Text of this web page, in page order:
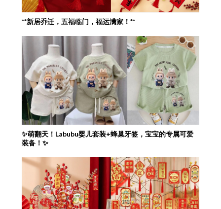
**新居乔迁，五福临门，福运满家！**
✨萌翻天！Labubu婴儿套装+蜂巢牙签，宝宝的专属可爱
装备！✨